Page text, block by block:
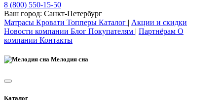
8 (800) 550-15-50
Ваш город: Санкт-Петербург
Матрасы Кровати Топперы Каталог | Акции и скидки
Новости компании Блог Покупателям | Партнёрам О
компании Контакты
Мелодия сна
Каталог